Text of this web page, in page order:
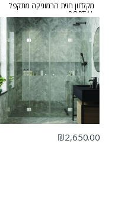
מקלחון חזית הרמוניקה מתקפל
PORTAL
₪2,650.00